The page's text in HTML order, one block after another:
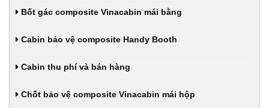
Bốt gác composite Vinacabin mái bằng
Cabin bảo vệ composite Handy Booth
Cabin thu phí và bán hàng
Chốt bảo vệ composite Vinacabin mái hộp